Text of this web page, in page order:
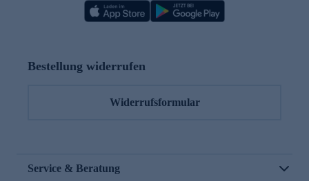
Bestellung widerrufen
Widerrufsformular
Service & Beratung